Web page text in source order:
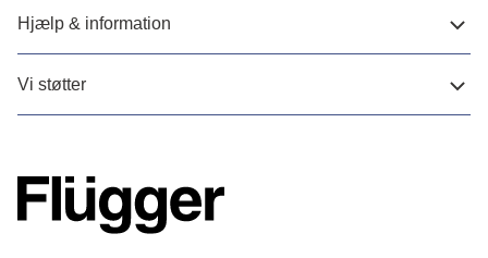
Hjælp & information
Vi støtter